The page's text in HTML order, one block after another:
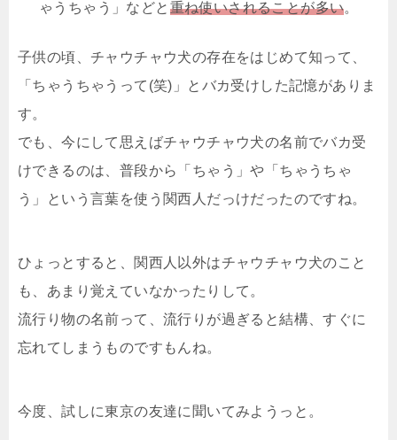
ゃうちゃう」などと 重ね使いされることが多い。
子供の頃、チャウチャウ犬の存在をはじめて知って、
「ちゃうちゃうって(笑)」とバカ受けした記憶がありま
す。
でも、今にして思えばチャウチャウ犬の名前でバカ受
けできるのは、普段から「ちゃう」や「ちゃうちゃ
う」という言葉を使う関西人だっけだったのですね。
ひょっとすると、関西人以外はチャウチャウ犬のこと
も、あまり覚えていなかったりして。
流行り物の名前って、流行りが過ぎると結構、すぐに
忘れてしまうものですもんね。
今度、試しに東京の友達に聞いてみようっと。